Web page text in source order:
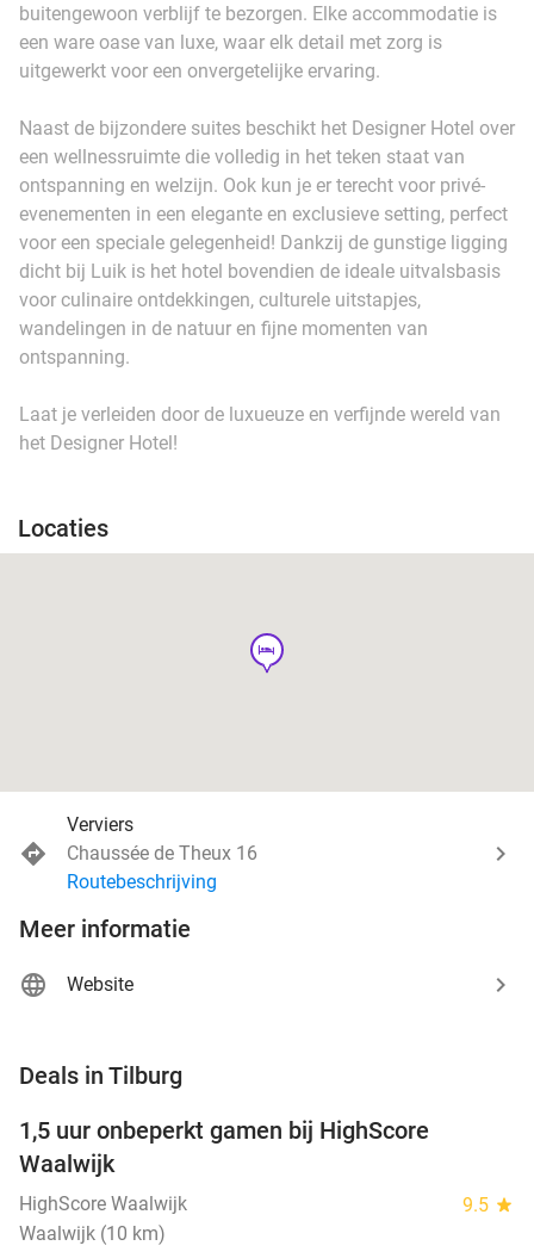
buitengewoon verblijf te bezorgen. Elke accommodatie is
een ware oase van luxe, waar elk detail met zorg is
uitgewerkt voor een onvergetelijke ervaring.
Naast de bijzondere suites beschikt het Designer Hotel over
een wellnessruimte die volledig in het teken staat van
ontspanning en welzijn. Ook kun je er terecht voor privé-
evenementen in een elegante en exclusieve setting, perfect
voor een speciale gelegenheid! Dankzij de gunstige ligging
dicht bij Luik is het hotel bovendien de ideale uitvalsbasis
voor culinaire ontdekkingen, culturele uitstapjes,
wandelingen in de natuur en fijne momenten van
ontspanning.
Laat je verleiden door de luxueuze en verfijnde wereld van
het Designer Hotel!
Locaties
hotel
Verviers
Chaussée de Theux 16
Routebeschrijving
Meer informatie
Website
Deals in Tilburg
TODAY
1,5 uur onbeperkt gamen bij HighScore
Waalwijk
HighScore Waalwijk 9.5 star
Waalwijk (10 km)